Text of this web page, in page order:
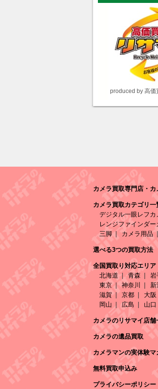
produced by 高価
カメラ買取専門店・
カメラ買取カテゴリ一
デジタル一眼レフカ
レンジファインダー
三脚
カメラ用品
選べる3つの買取方法
全国買取り対応エリア
北海道
青森 岩
東京
神奈川 新
滋賀
京都 大阪
岡山
広島 山口
カメラのリサマイ店舗
カメラの遺品買取
カメラマンの実体験マ
無料買取申込み
プライバシーポリシー